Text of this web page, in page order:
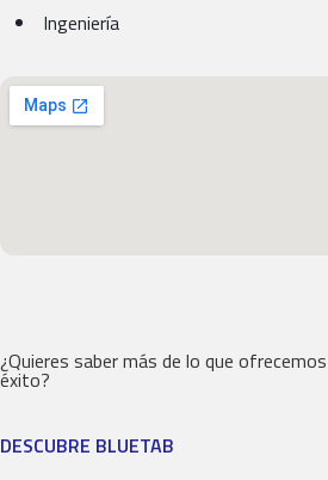
Ingeniería
¿Quieres saber más de lo que
éxito?
DESCUBRE BLUETAB